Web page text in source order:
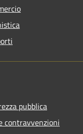
pubblica
contravvenzioni